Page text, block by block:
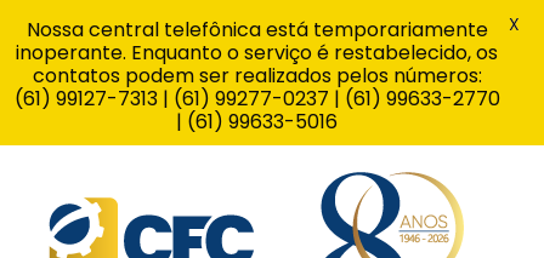
Nossa central telefônica está temporariamente
inoperante. Enquanto o serviço é restabelecido, os
contatos podem ser realizados pelos números:
(61) 99127-7313 | (61) 99277-0237 | (61) 99633-2770
| (61) 99633-5016
X